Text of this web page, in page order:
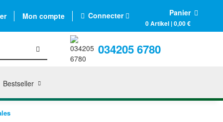
Mon compte Connecter Panier
0 Artikel | 0,00 €
034205 6780
Bestseller